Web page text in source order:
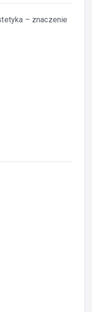
– znaczenie